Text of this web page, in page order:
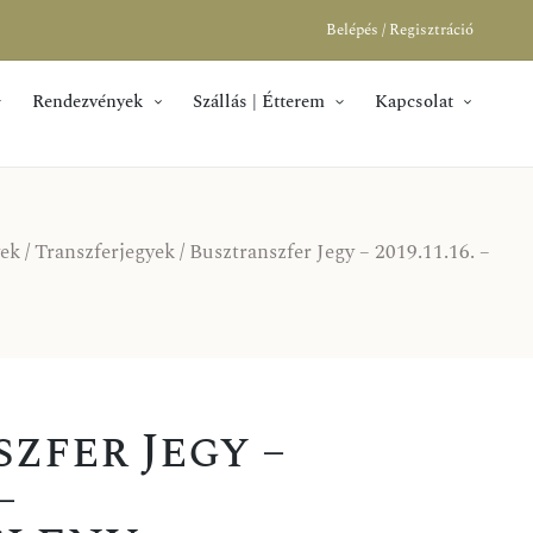
Belépés / Regisztráció
Rendezvények Szállás | Étterem Kapcsolat
/Transzferjegyek/ Busztranszfer Jegy – 2019.11.16. –
Jegy –